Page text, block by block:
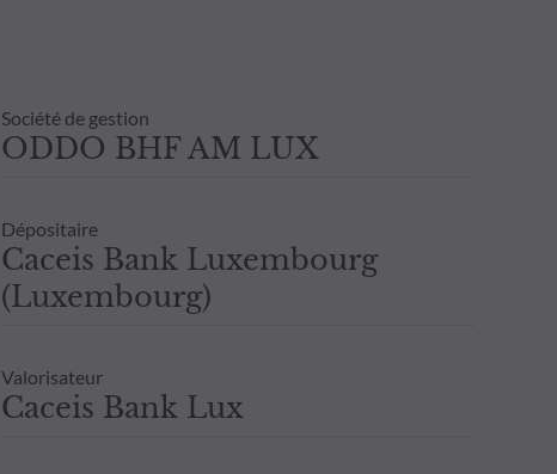
Société de gestion
ODDO BHF AM LUX
Dépositaire
Caceis Bank Luxembourg
(Luxembourg)
Valorisateur
Caceis Bank Lux